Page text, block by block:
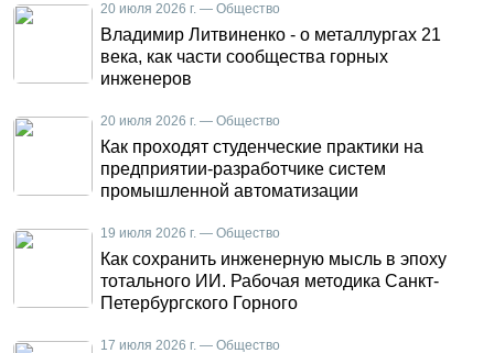
20 июля 2026 г. — Общество
Владимир Литвиненко - о металлургах 21
века, как части сообщества горных
инженеров
20 июля 2026 г. — Общество
Как проходят студенческие практики на
предприятии-разработчике систем
промышленной автоматизации
19 июля 2026 г. — Общество
Как сохранить инженерную мысль в эпоху
тотального ИИ. Рабочая методика Санкт-
Петербургского Горного
17 июля 2026 г. — Общество